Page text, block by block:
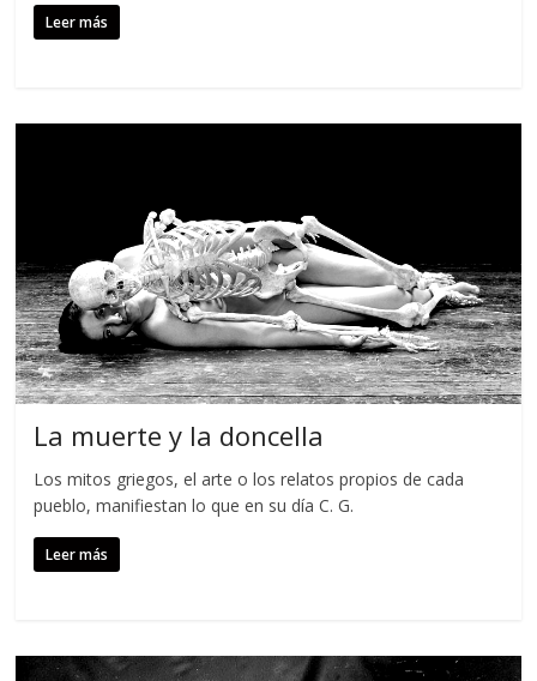
Leer más
La muerte y la doncella
Los mitos griegos, el arte o los relatos propios de cada
pueblo, manifiestan lo que en su día C. G.
Leer más